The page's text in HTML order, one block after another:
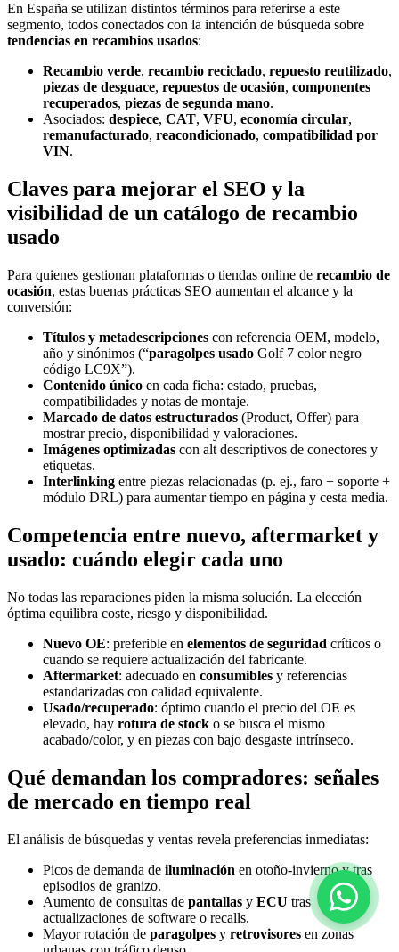
En España se utilizan distintos términos para referirse a este
segmento, todos conectados con la intención de búsqueda sobre
tendencias en recambios usados:
Recambio verde, recambio reciclado, repuesto reutilizado,
piezas de desguace, repuestos de ocasión, componentes
recuperados, piezas de segunda mano.
Asociados: despiece, CAT, VFU, economía circular,
remanufacturado, reacondicionado, compatibilidad por
VIN.
Claves para mejorar el SEO y la
visibilidad de un catálogo de recambio
usado
Para quienes gestionan plataformas o tiendas online de recambio de
ocasión, estas buenas prácticas SEO aumentan el alcance y la
conversión:
Títulos y metadescripciones con referencia OEM, modelo,
año y sinónimos (“paragolpes usado Golf 7 color negro
código LC9X”).
Contenido único en cada ficha: estado, pruebas,
compatibilidades y notas de montaje.
Marcado de datos estructurados (Product, Offer) para
mostrar precio, disponibilidad y valoraciones.
Imágenes optimizadas con alt descriptivos de conectores y
etiquetas.
Interlinking entre piezas relacionadas (p. ej., faro + soporte +
módulo DRL) para aumentar tiempo en página y cesta media.
Competencia entre nuevo, aftermarket y
usado: cuándo elegir cada uno
No todas las reparaciones piden la misma solución. La elección
óptima equilibra coste, riesgo y disponibilidad.
Nuevo OE: preferible en elementos de seguridad críticos o
cuando se requiere actualización del fabricante.
Aftermarket: adecuado en consumibles y referencias
estandarizadas con calidad equivalente.
Usado/recuperado: óptimo cuando el precio del OE es
elevado, hay rotura de stock o se busca el mismo
acabado/color, y en piezas con bajo desgaste intrínseco.
Qué demandan los compradores: señales
de mercado en tiempo real
El análisis de búsquedas y ventas revela preferencias inmediatas:
Picos de demanda de iluminación en otoño-invierno y tras
episodios de granizo.
Aumento de consultas de pantallas y ECU tras
actualizaciones de software o recalls.
Mayor rotación de paragolpes y retrovisores en zonas